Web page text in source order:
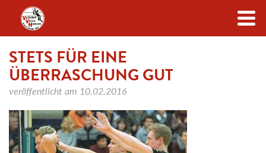
Zum Inhalt
STETS FÜR EINE
ÜBERRASCHUNG GUT
veröffentlicht am 10.02.2016